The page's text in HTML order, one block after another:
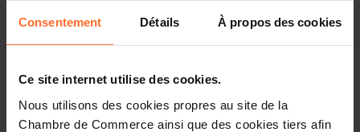
Consentement Détails À propos des cookies
Ce site internet utilise des cookies.
Nous utilisons des cookies propres au site de la
Chambre de Commerce ainsi que des cookies tiers afin
Chambre de Commerce